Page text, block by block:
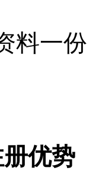
料一份
优势